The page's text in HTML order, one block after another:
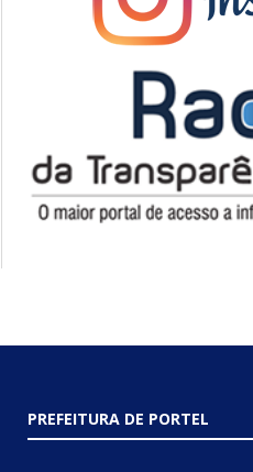
PREFEITURA DE PORTEL